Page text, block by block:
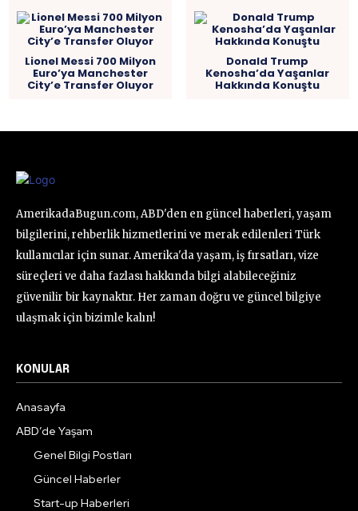
Lionel Messi 700 Milyon
Euro’ya Manchester
City’e Transfer Oluyor
Donald Trump
Kenosha’da Yaşanlar
Hakkında Konuştu
AmerikadaBugun.com, ABD'den en güncel haberleri, yaşam
bilgilerini, rehberlik hizmetlerini ve merak edilenleri Türk
kullanıcılar için sunar. Amerika'da yaşam, iş fırsatları, vize
süreçleri ve daha fazlası hakkında bilgi alabileceğiniz
güvenilir bir kaynaktır. Her zaman doğru ve güncel bilgiye
ulaşmak için bizimle kalın!
KONULAR
Anasayfa
ABD’de Yaşam
Genel Bilgi Postları
Güncel Haberler
Start-up Haberleri